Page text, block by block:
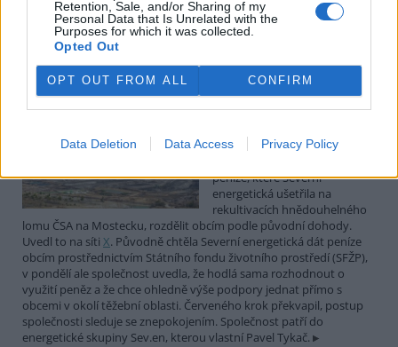
Retention, Sale, and/or Sharing of my
Personal Data that Is Unrelated with the
Purposes for which it was collected.
Opted Out
OPT OUT FROM ALL CONFIRM
Data Deletion Data Access Privacy Policy
dělala už v červnu a další zásah v tuto chvíli neplánuje, zjistila ČTK.
Červený chce peníze ušetřené za rekultivaci rozdělit
obcím podle původní dohody
5.8.2026 01:29 (ČTK)
Ministr životního prostředí
peníze, které Severní
energetická ušetřila na
rekultivacích hnědouhelného
lomu ČSA na Mostecku, rozdělit obcím podle původní dohody.
Uvedl to na síti X. Původně chtěla Severní energetická dát peníze
obcím prostřednictvím Státního fondu životního prostředí (SFŽP),
v pondělí ale společnost uvedla, že hodlá sama rozhodnout o
využití peněz a že chce ohledně výše podpory jednat přímo s
obcemi v okolí těžební oblasti. Červeného krok překvapil, postup
společnosti sleduje se znepokojením. Společnost patří do
energetické skupiny Sev.en, kterou vlastní Pavel Tykač.